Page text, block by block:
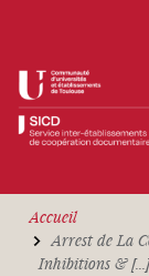
Accueil
Arrest de La
Inhibitions & [...]